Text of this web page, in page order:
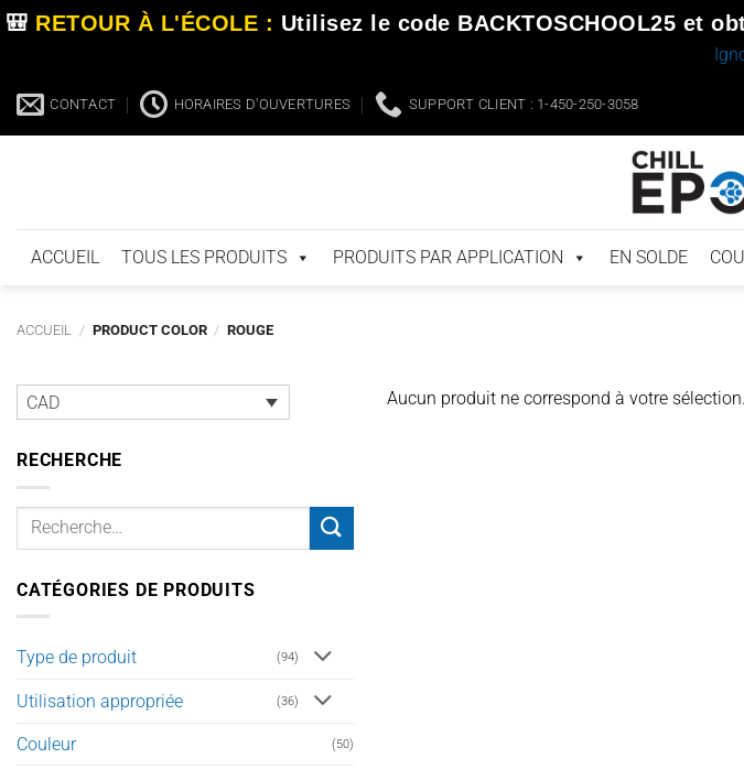
🎒 RETOUR À L'ÉCOLE : Utilisez le code BACKTOSCHOOL25 et
au
contenu
CONTACT HORAIRES D'OUVERTURES SUPPORT CLIENT : 1-450-250-3058
ACCUEIL TOUS LES PRODUITS PRODUITS PAR APPLICATION EN SOLDE
ACCUEIL / PRODUCT COLOR / ROUGE
CAD
RECHERCHE
CATÉGORIES DE PRODUITS
Type de produit (94)
Utilisation appropriée (36)
Couleur (50)
Aucun produit ne correspond à votre sélection.